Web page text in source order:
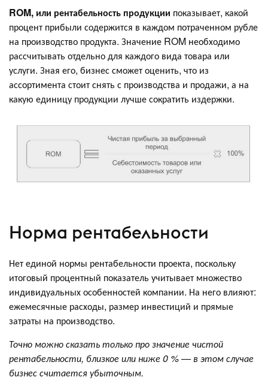
ROM, или рентабельность продукции показывает, какой
процент прибыли содержится в каждом потраченном рубле
на производство продукта. Значение ROM необходимо
рассчитывать отдельно для каждого вида товара или
услуги. Зная его, бизнес сможет оценить, что из
ассортимента стоит снять с производства и продажи, а на
какую единицу продукции лучше сократить издержки.
Норма рентабельности
Нет единой нормы рентабельности проекта, поскольку
итоговый процентный показатель учитывает множество
индивидуальных особенностей компании. На него влияют:
ежемесячные расходы, размер инвестиций и прямые
затраты на производство.
Точно можно сказать только про значение чистой
рентабельности, близкое или ниже 0 % — в этом случае
бизнес считается убыточным.